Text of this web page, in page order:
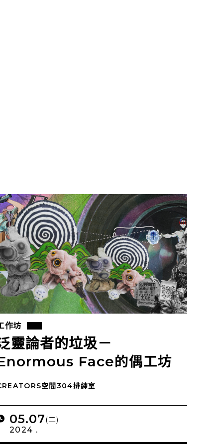
作坊
靈論者的垃圾－
Face的偶工坊
空間304排練室
05.07(二)
2024 .